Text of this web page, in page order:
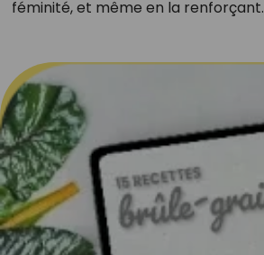
féminité, et même en la renforçant.